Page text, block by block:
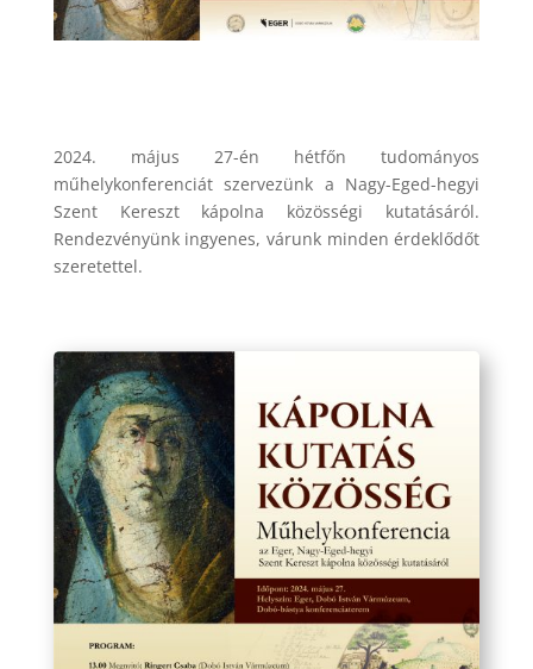
2024. május 27-én hétfőn tudományos
műhelykonferenciát szervezünk a Nagy-Eged-hegyi
Szent Kereszt kápolna közösségi kutatásáról.
Rendezvényünk ingyenes, várunk minden érdeklődőt
szeretettel.